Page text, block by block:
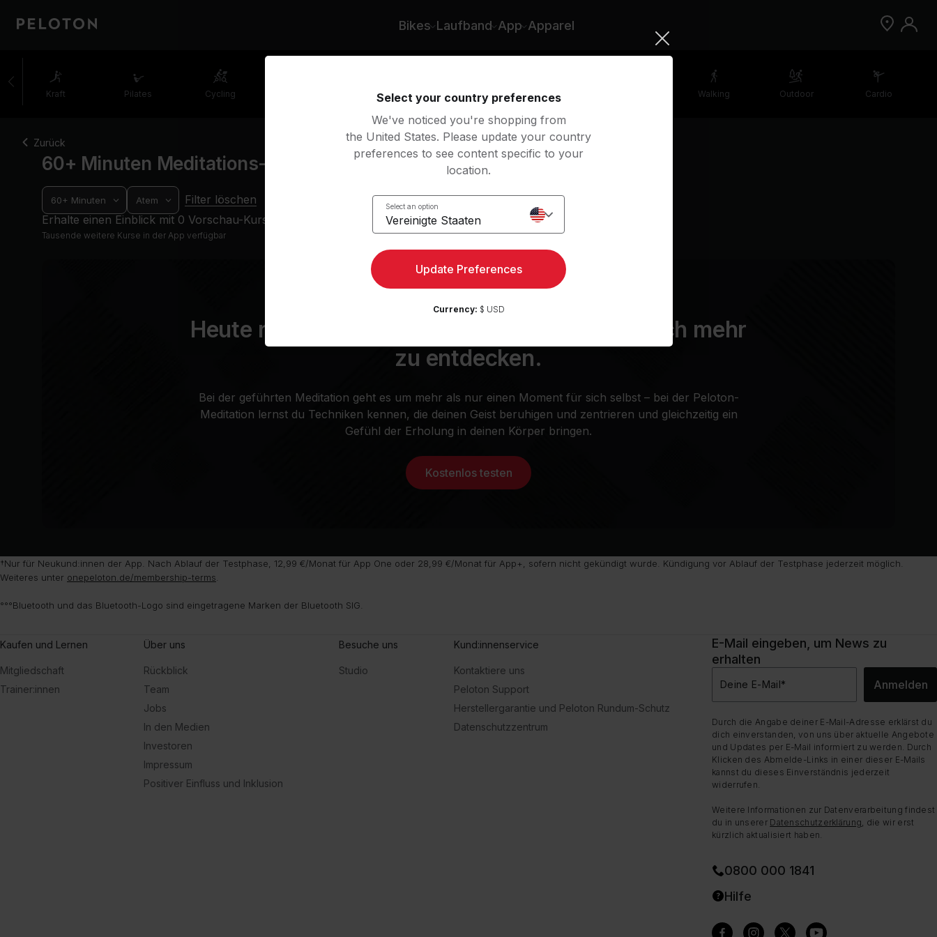
Bikes Laufband App Apparel
Kraft Pilates Cycling Rudern Yoga Meditation Walking Outdoor Cardio
Zurück
60+ Minuten Meditations-Kurse Atem
60+ Minuten Atem
Filter löschen
Erhalte einen Einblick mit 0 Vorschau-Kursen
Tausende weitere Kurse in der App verfügbar
Heute noch registrieren. In der App gibt es noch mehr
zu entdecken.
Bei der geführten Meditation geht es um mehr als nur einen Moment für sich selbst – bei der Peloton-
Meditation lernst du Techniken kennen, die deinen Geist beruhigen und zentrieren und gleichzeitig ein
Gefühl der Erholung in deinen Körper bringen.
Kostenlos testen
†Nur für Neukund:innen der App. Nach Ablauf der Testphase, 12,99 €/Monat für App One oder 28,99 €/Monat für App+, sofern nicht gekündigt wurde. Kündigung vor Ablauf der Testphase jederzeit möglich.
Weiteres unter onepeloton.de/membership-terms
°°°Bluetooth und das Bluetooth-Logo sind eingetragene Marken der Bluetooth SIG.
Kaufen und Lernen
Mitgliedschaft
Trainer:innen
Über uns
Rückblick
Team
Jobs
In den Medien
Investoren
Impressum
Positiver Einfluss und Inklusion
Besuche uns
Studio
Kund:innenservice
Kontaktiere uns
Peloton Support
Herstellergarantie und Peloton Rundum-Schutz
Datenschutzzentrum
E-Mail eingeben, um News zu
erhalten
Deine E-Mail* Anmelden
Durch die Angabe deiner E-Mail-Adresse erklärst du
dich einverstanden, von uns über aktuelle Angebote
und Updates per E-Mail informiert zu werden. Durch
Klicken des Abmelde-Links in einer dieser E-Mails
kannst du dieses Einverständnis jederzeit
widerrufen.
Weitere Informationen zur Datenverarbeitung findest
du in unserer Datenschutzerklärung, die wir erst
kürzlich aktualisiert haben.
0800 000 1841
Hilfe
Select your country preferences
We've noticed you're shopping from
the United States. Please update your country
preferences to see content specific to your
location.
Select an option
Vereinigte Staaten
Update Preferences
Currency: $ USD